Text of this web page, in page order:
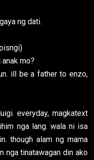
ng dati.
mo?
ill be a father to enzo,
everyday, magkatext
nga lang. wala ni isa
though alam ng mama
nga tinatawagan din ako